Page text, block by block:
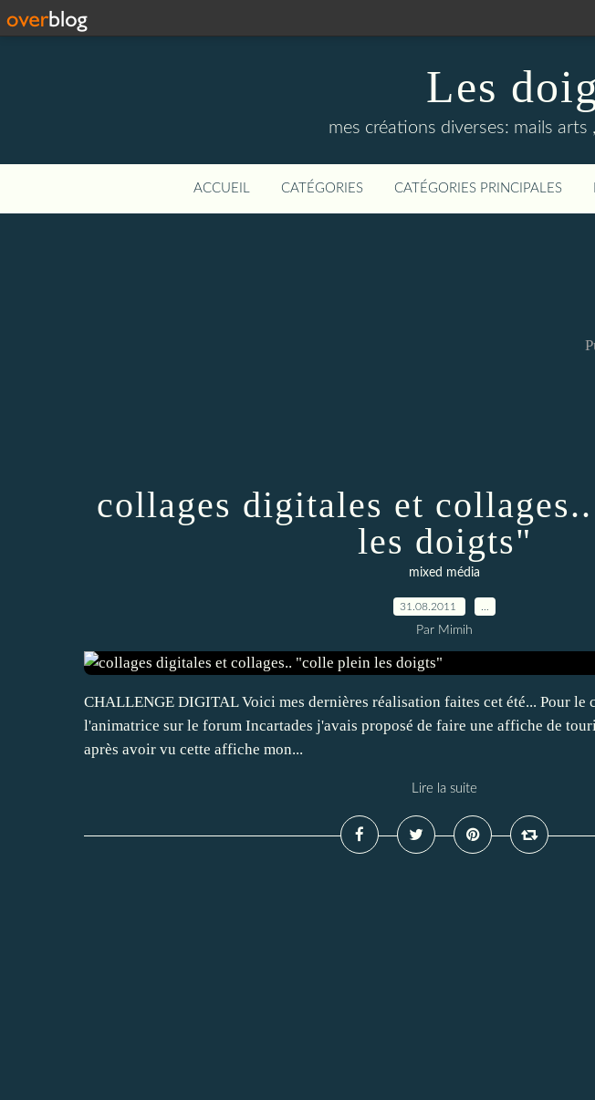
Les
mes créations diverses: mails arts
ACCUEIL CATÉGORIES CATÉGORIES PRINCIPALES
collages digitales et
les doigts"
mixed média
31.08.2011
Par Mimih
CHALLENGE DIGITAL Voici mes dernières réalisation faites cet été... Pour le
l'animatrice sur le forum Incartades j'avais proposé de faire une affiche de
après avoir vu cette affiche mon...
Lire la suite